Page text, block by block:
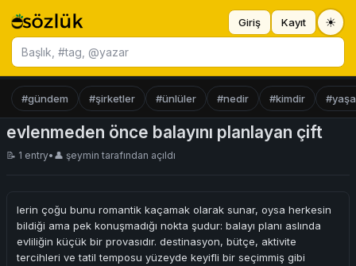
Başlık ara
Giriş Kayıt ☀
#gündem #şirketler #ünlüler #nedir #kimdir
evlenmeden önce balayını planlayan çift
📝 1 entry• 👤 şeymin tarafından açıldı
lerin çoğu bunu romantik kaçamak olarak sunar, oysa herkesin
bildiği ama pek konuşmadığı nokta şudur: balayı planı aslında
evliliğin küçük bir provasıdır. destinasyon, bütçe, aktivite
tercihleri ve tatil temposu yüzeyde keyifli bir seçimmiş gibi